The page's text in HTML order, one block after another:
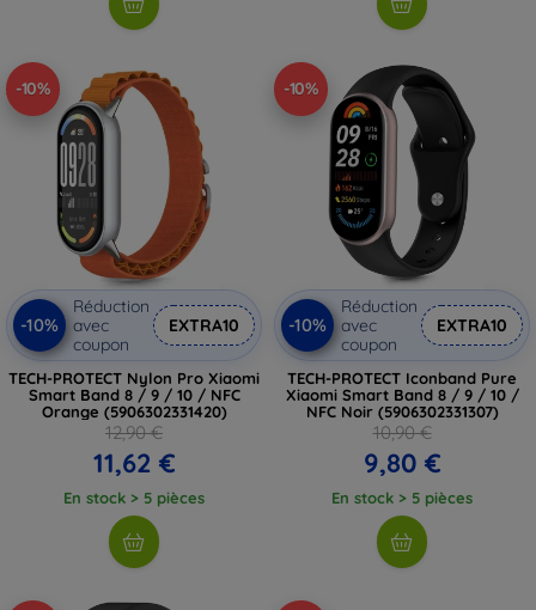
-10%
-10%
Réduction
avec
coupon
EXTRA10
TECH-PROTECT Nylon Pro Xiaomi
Smart Band 8 / 9 / 10 / NFC
Orange (5906302331420)
12,90 €
11,62 €
En stock > 5 pièces
-10%
-10%
Réduction
avec
coupon
EXTRA10
TECH-PROTECT Iconband Pure
Xiaomi Smart Band 8 / 9 / 10 /
NFC Noir (5906302331307)
10,90 €
9,80 €
En stock > 5 pièces